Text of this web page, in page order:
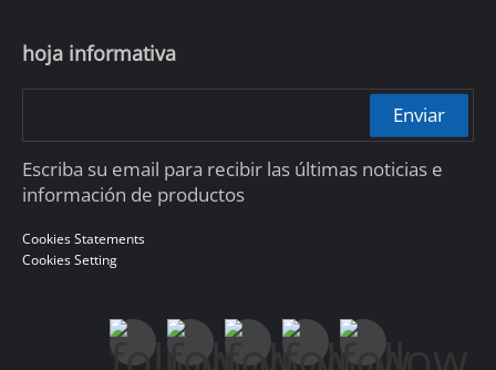
hoja informativa
Enviar
Escriba su email para recibir las últimas noticias e
información de productos
Cookies Statements
Cookies Setting